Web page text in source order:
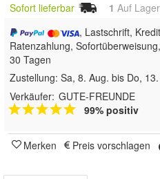
Sofort lieferbar 1 Auf
, Lastschrift,
Ratenzahlung,
30 Tagen
Zustellung: Sa, 8. Aug. bis Do,
Verkäufer: GUTE-FREUNDE
99% positiv
Merken Preis vorschlagen